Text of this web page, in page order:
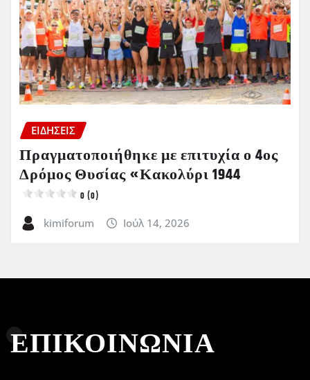
ΕΙΔΗΣΕΙΣ
Πραγματοποιήθηκε με επιτυχία ο 4ος
Δρόμος Θυσίας «Κακολύρι 1944
0 (0)
kimiforum Ιούλ 14, 2026
ΕΠΙΚΟΙΝΩΝΙΑ